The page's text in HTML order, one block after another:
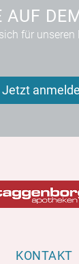
AUF
für unseren
Jetzt
KONTAKT